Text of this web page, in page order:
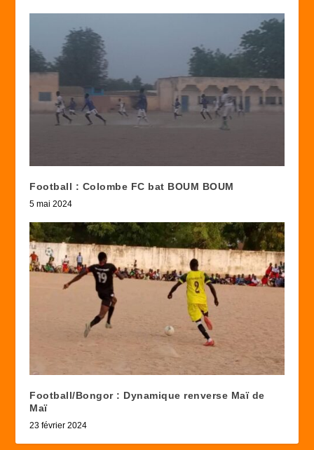
Football : Colombe FC bat BOUM BOUM
5 mai 2024
Football/Bongor : Dynamique renverse Maï de
Maï
23 février 2024